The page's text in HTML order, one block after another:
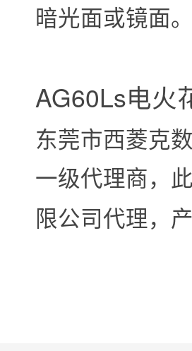
暗光面或镜面。
AG60Ls电火
东莞市西菱克
一级代理商，
限公司代理，